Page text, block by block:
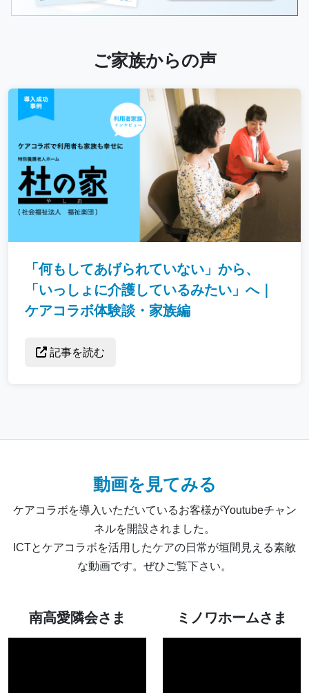
ご家族からの声
「何もしてあげられていない」から、
「いっしょに介護しているみたい」へ｜
ケアコラボ体験談・家族編
記事を読む
動画を見てみる
ケアコラボを導入いただいているお客様がYoutubeチャン
ネルを開設されました。
ICTとケアコラボを活用したケアの日常が垣間見える素敵
な動画です。ぜひご覧下さい。
南高愛隣会さま ミノワホームさま